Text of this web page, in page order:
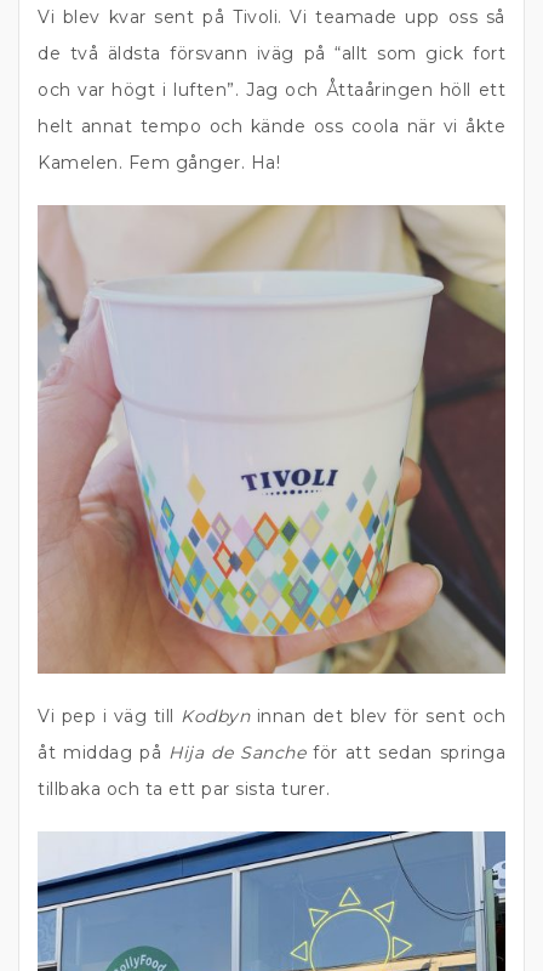
Vi blev kvar sent på Tivoli. Vi teamade upp oss så
de två äldsta försvann iväg på “allt som gick fort
och var högt i luften”. Jag och Åttaåringen höll ett
helt annat tempo och kände oss coola när vi åkte
Kamelen. Fem gånger. Ha!
Vi pep i väg till Kodbyninnan det blev för sent och
åt middag på Hija de Sanche för att sedan springa
tillbaka och ta ett par sista turer.